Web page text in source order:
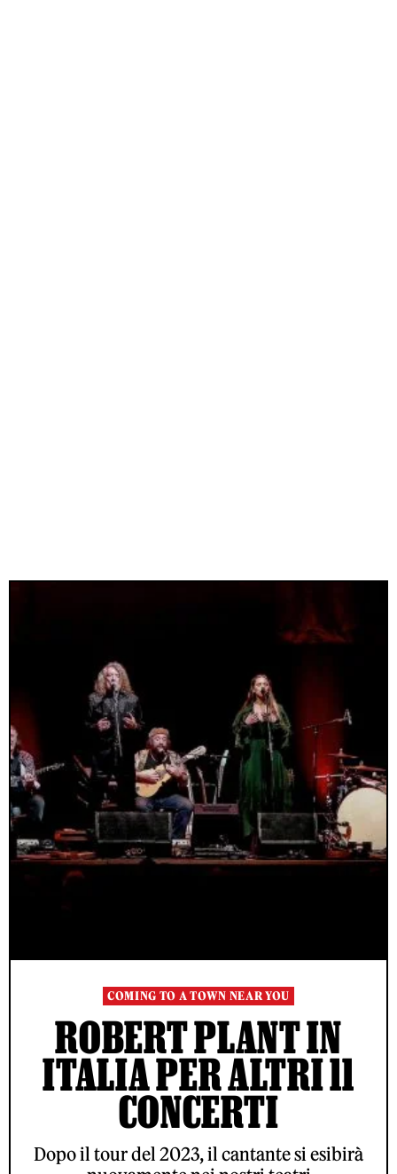
COMING TO A TOWN NEAR YOU
ROBERT PLANT IN
ITALIA PER ALTRI 11
CONCERTI
Dopo il tour del 2023, il cantante si esibirà